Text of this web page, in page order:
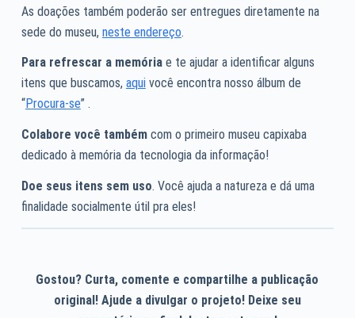
As doações também poderão ser entregues diretamente na
sede do museu, neste endereço.
Para refrescar a memóriae te ajudar a identificar alguns
itens que buscamos, aquivocê encontra nosso álbum de
“Procura-se” .
Colabore você tambémcom o primeiro museu capixaba
dedicado à memória da tecnologia da informação!
Doe seus itens sem uso. Você ajuda a natureza e dá uma
finalidade socialmente útil pra eles!
Gostou? Curta, comente e compartilhe a publicação
original! Ajude a divulgar o projeto! Deixe seu